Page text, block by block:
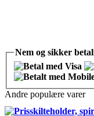
Nem og sikker
Andre populære varer